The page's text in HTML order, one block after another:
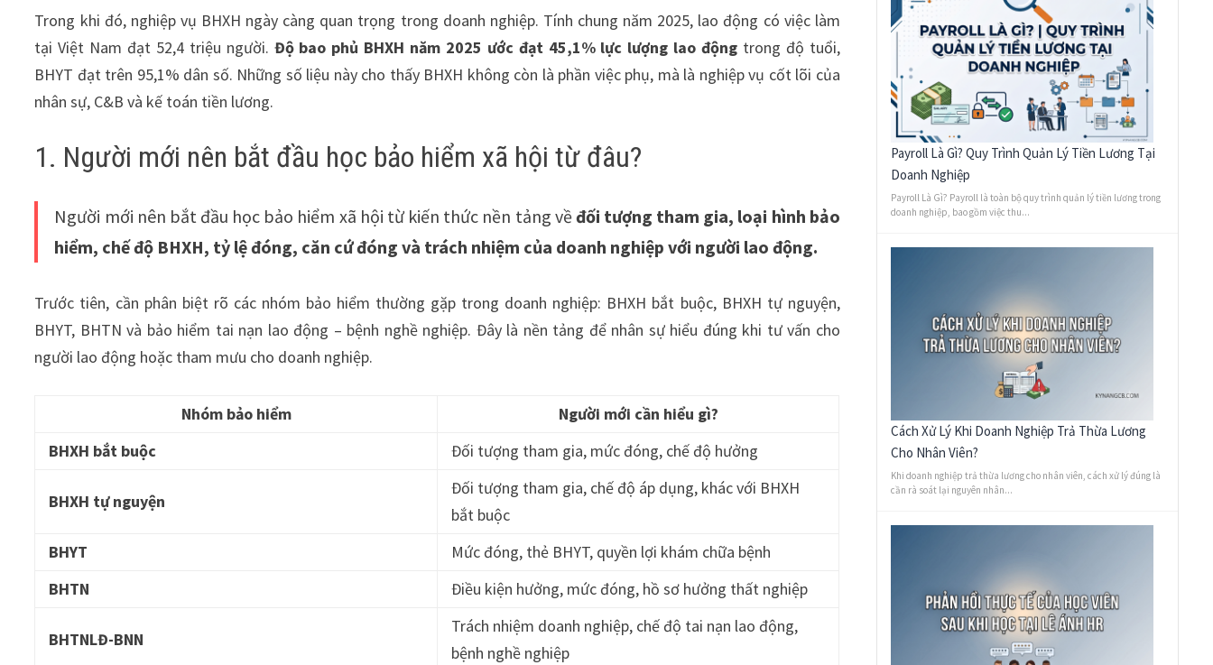
Trong khi đó, nghiệp vụ BHXH ngày càng quan trọng trong doanh nghiệp. Tính chung năm 2025, lao động có việc làm
tại Việt Nam đạt 52,4 triệu người. Độ bao phủ BHXH năm 2025 ước đạt 45,1% lực lượng lao động trong độ tuổi,
BHYT đạt trên 95,1% dân số. Những số liệu này cho thấy BHXH không còn là phần việc phụ, mà là nghiệp vụ cốt lõi của
nhân sự, C&B và kế toán tiền lương.
1. Người mới nên bắt đầu học bảo hiểm xã hội từ đâu?
Người mới nên bắt đầu học bảo hiểm xã hội từ kiến thức nền tảng vềđối tượng tham gia, loại hình bảo
hiểm, chế độ BHXH, tỷ lệ đóng, căn cứ đóng và trách nhiệm của doanh nghiệp với người lao động.
Trước tiên, cần phân biệt rõ các nhóm bảo hiểm thường gặp trong doanh nghiệp: BHXH bắt buộc, BHXH tự nguyện,
BHYT, BHTN và bảo hiểm tai nạn lao động – bệnh nghề nghiệp. Đây là nền tảng để nhân sự hiểu đúng khi tư vấn cho
người lao động hoặc tham mưu cho doanh nghiệp.
Nhóm bảo hiểm
Người mới cần hiểu gì?
BHXH bắt buộc
Đối tượng tham gia, mức đóng, chế độ hưởng
BHXH tự nguyện
Đối tượng tham gia, chế độ áp dụng, khác với BHXH
bắt buộc
BHYT
Mức đóng, thẻ BHYT, quyền lợi khám chữa bệnh
BHTN
Điều kiện hưởng, mức đóng, hồ sơ hưởng thất nghiệp
BHTNLĐ-BNN
Trách nhiệm doanh nghiệp, chế độ tai nạn lao động,
bệnh nghề nghiệp
Payroll Là Gì? Quy Trình Quản Lý Tiền Lương Tại
Doanh Nghiệp
Payroll Là Gì? Payroll là toàn bộ quy trình quản lý tiền lương trong
doanh nghiệp, bao gồm việc thu...
Cách Xử Lý Khi Doanh Nghiệp Trả Thừa Lương
Cho Nhân Viên?
Khi doanh nghiệp trả thừa lương cho nhân viên, cách xử lý đúng là
cần rà soát lại nguyên nhân...